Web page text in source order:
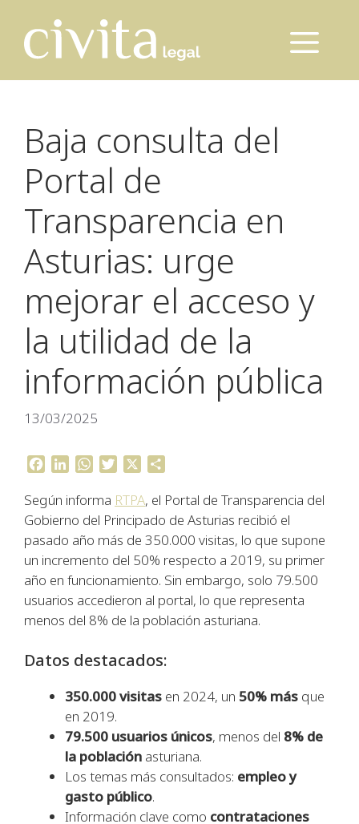
contenido
Menú
Baja consulta del
Portal de
Transparencia en
Asturias: urge
mejorar el acceso y
la utilidad de la
información pública
13/03/2025
c
e
b
o
k
n
k
e
I
n
W
a
t
s
A
p
p
i
t
t
e
r
m
p
a
i
r
Según informa RTPA, el Portal de Transparencia del
Gobierno del Principado de Asturias recibió el
pasado año más de 350.000 visitas, lo que supone
un incremento del 50% respecto a 2019, su primer
año en funcionamiento. Sin embargo, solo 79.500
usuarios accedieron al portal, lo que representa
menos del 8% de la población asturiana.
Datos destacados:
350.000 visitas en 2024, un 50% más que
en 2019.
79.500 usuarios únicos, menos del 8% de
la población asturiana.
Los temas más consultados: empleo y
gasto público.
Información clave como contrataciones